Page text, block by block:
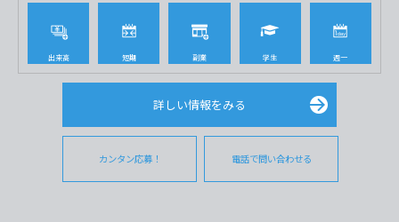
出来高 短期 副業 学生 週一
詳しい情報をみる
カンタン応募！ 電話で問い合わせる